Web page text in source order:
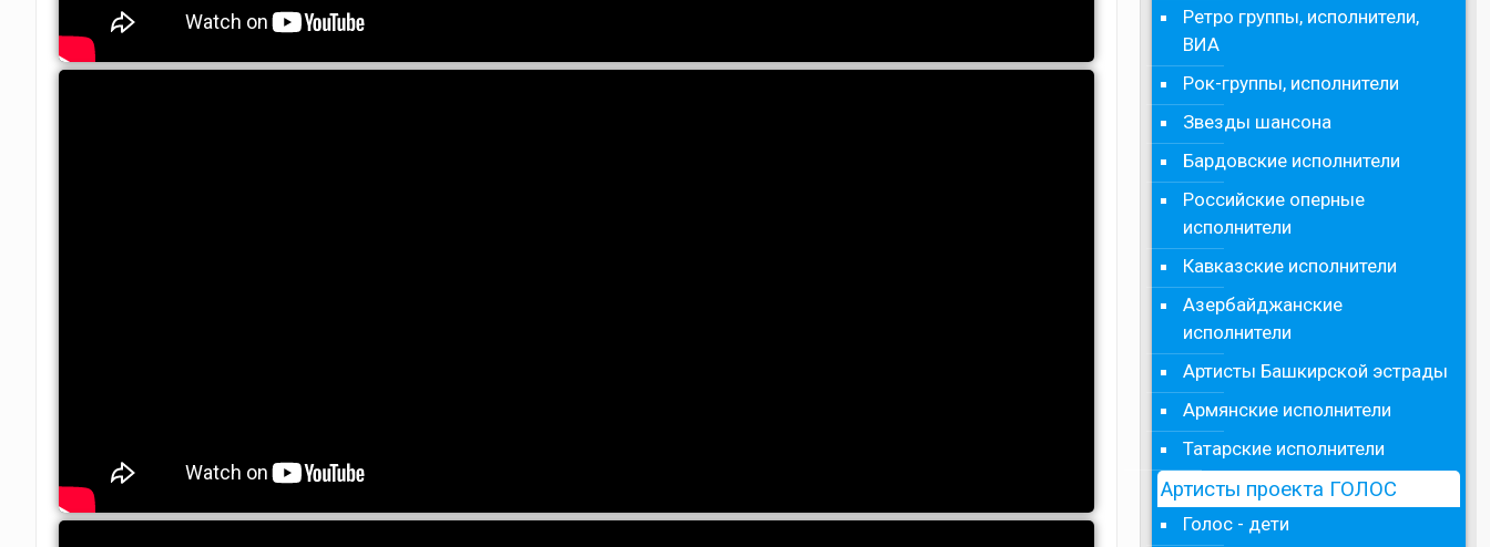
Ретро группы, исполнители,
ВИА
Рок-группы, исполнители
Звезды шансона
Бардовские исполнители
Российские оперные
исполнители
Кавказские исполнители
Азербайджанские
исполнители
Артисты Башкирской эстрады
Армянские исполнители
Татарские исполнители
Артисты проекта ГОЛОС
Голос - дети